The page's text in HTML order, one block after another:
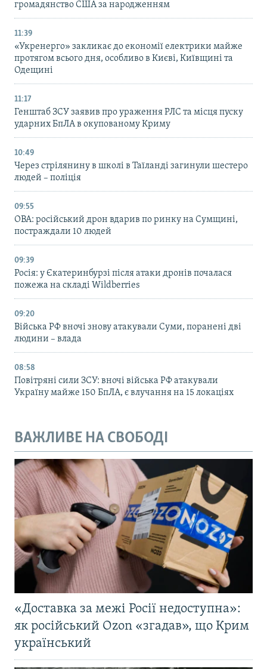
громадянство США за народженням
11:39
«Укренерго» закликає до економії електрики майже
протягом всього дня, особливо в Києві, Київщині та
Одещині
11:17
Генштаб ЗСУ заявив про ураження РЛС та місця пуску
ударних БпЛА в окупованому Криму
10:49
Через стрілянину в школі в Таїланді загинули шестеро
людей – поліція
09:55
ОВА: російський дрон вдарив по ринку на Сумщині,
постраждали 10 людей
09:39
Росія: у Єкатеринбурзі після атаки дронів почалася
пожежа на складі Wildberries
09:20
Війська РФ вночі знову атакували Суми, поранені дві
людини – влада
08:58
Повітряні сили ЗСУ: вночі війська РФ атакували
Україну майже 150 БпЛА, є влучання на 15 локаціях
ВАЖЛИВЕ НА СВОБОДІ
«Доставка за межі Росії недоступна»:
як російський Ozon «згадав», що Крим
український